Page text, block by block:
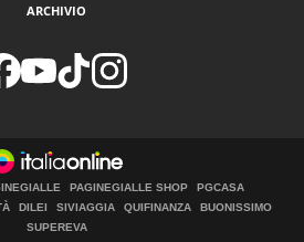
ARCHIVIO
PAGINEGIALLE SHOP
PGCASA
DILEI SIVIAGGIA QUIFINANZA
BUONISSIMO
SUPEREVA